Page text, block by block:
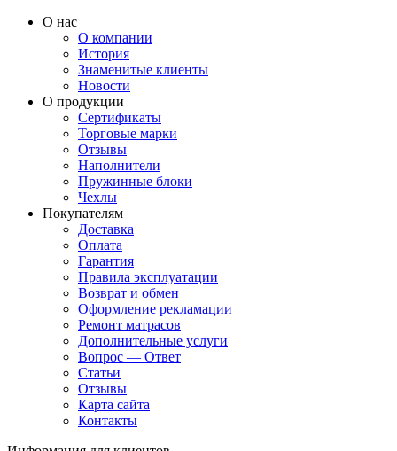
О нас
О компании
История
Знаменитые клиенты
Новости
О продукции
Сертификаты
Торговые марки
Отзывы
Наполнители
Пружинные блоки
Чехлы
Покупателям
Доставка
Оплата
Гарантия
Правила эксплуатации
Возврат и обмен
Оформление рекламации
Ремонт матрасов
Дополнительные услуги
Вопрос — Ответ
Статьи
Отзывы
Карта сайта
Контакты